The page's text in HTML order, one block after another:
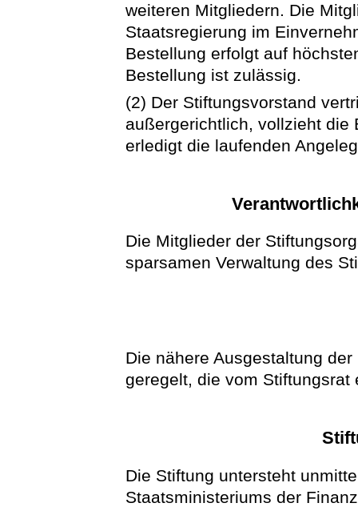
weiteren Mitgliedern. Die
Staatsregierung im
Bestellung erfolgt auf
Bestellung ist zulässig.
(2) Der Stiftungsvorstand
außergerichtlich, vollzieht die
erledigt die laufenden
Die Mitglieder der
sparsamen Verwaltung des
Die nähere Ausgestaltung
geregelt, die vom Stiftungsrat
Die Stiftung untersteht
Staatsministeriums der